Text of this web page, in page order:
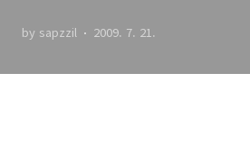
by sapzzil 2009. 7. 21.